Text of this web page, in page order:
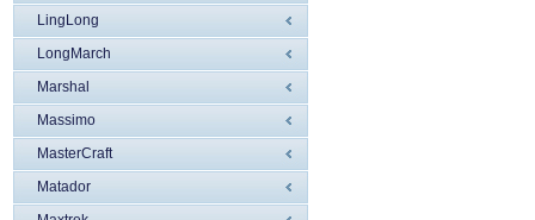
LingLong
LongMarch
Marshal
Massimo
MasterCraft
Matador